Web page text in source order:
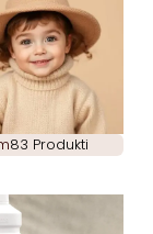
83 Produkti